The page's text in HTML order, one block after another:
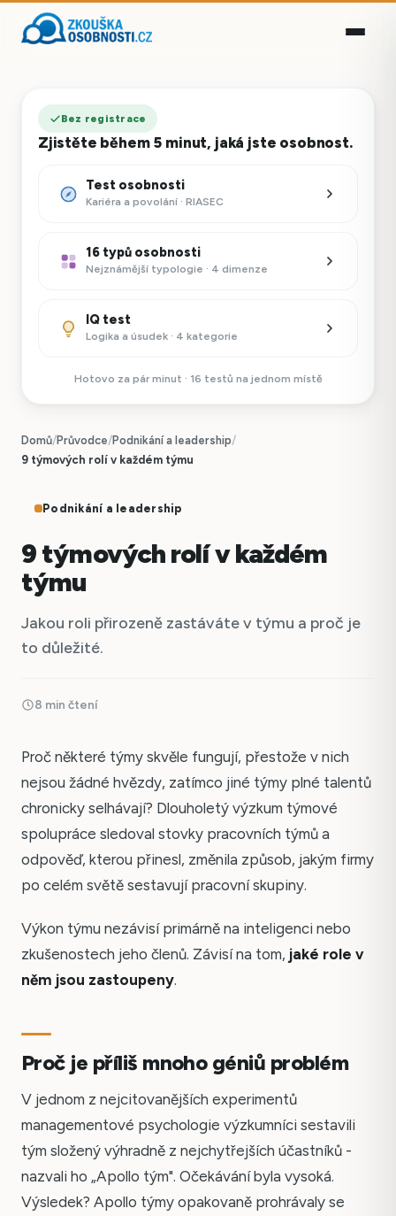
Bez registrace
Zjistěte během 5 minut, jaká jste osobnost.
Test osobnosti
Kariéra a povolání · RIASEC
16 typů osobnosti
Nejznámější typologie · 4 dimenze
IQ test
Logika a úsudek · 4 kategorie
Hotovo za pár minut · 16 testů na jednom místě
Domů/Průvodce/Podnikání a leadership/
9 týmových rolí v každém týmu
Podnikání a leadership
9 týmových rolí v každém
týmu
Jakou roli přirozeně zastáváte v týmu a proč je
to důležité.
8 min čtení
Proč některé týmy skvěle fungují, přestože v nich
nejsou žádné hvězdy, zatímco jiné týmy plné talentů
chronicky selhávají? Dlouholetý výzkum týmové
spolupráce sledoval stovky pracovních týmů a
odpověď, kterou přinesl, změnila způsob, jakým firmy
po celém světě sestavují pracovní skupiny.
Výkon týmu nezávisí primárně na inteligenci nebo
zkušenostech jeho členů. Závisí na tom, jaké role v
něm jsou zastoupeny.
Proč je příliš mnoho géniů problém
V jednom z nejcitovanějších experimentů
managementové psychologie výzkumníci sestavili
tým složený výhradně z nejchytřejších účastníků -
nazvali ho „Apollo tým". Očekávání byla vysoká.
Výsledek? Apollo týmy opakovaně prohrávaly se